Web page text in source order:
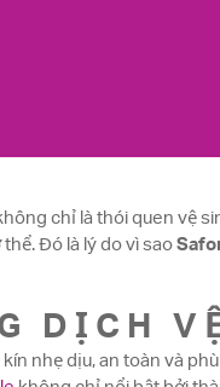
chỉ là thói quen
Đó là lý do vì sao
DỊCH
nhẹ dịu, an toàn và